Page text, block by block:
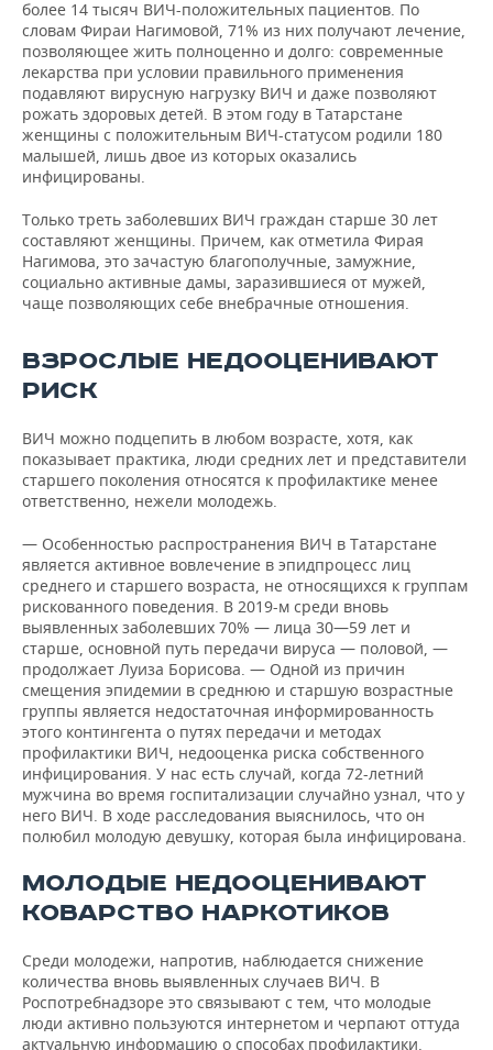
более 14 тысяч ВИЧ-положительных пациентов. По
словам Фираи Нагимовой, 71% из них получают лечение,
позволяющее жить полноценно и долго: современные
лекарства при условии правильного применения
подавляют вирусную нагрузку ВИЧ и даже позволяют
рожать здоровых детей. В этом году в Татарстане
женщины с положительным ВИЧ-статусом родили 180
малышей, лишь двое из которых оказались
инфицированы.
Только треть заболевших ВИЧ граждан старше 30 лет
составляют женщины. Причем, как отметила Фирая
Нагимова, это зачастую благополучные, замужние,
социально активные дамы, заразившиеся от мужей,
чаще позволяющих себе внебрачные отношения.
ВЗРОСЛЫЕ НЕДООЦЕНИВАЮТ
РИСК
ВИЧ можно подцепить в любом возрасте, хотя, как
показывает практика, люди средних лет и представители
старшего поколения относятся к профилактике менее
ответственно, нежели молодежь.
— Особенностью распространения ВИЧ в Татарстане
является активное вовлечение в эпидпроцесс лиц
среднего и старшего возраста, не относящихся к группам
рискованного поведения. В 2019-м среди вновь
выявленных заболевших 70% — лица 30—59 лет и
старше, основной путь передачи вируса — половой, —
продолжает Луиза Борисова. — Одной из причин
смещения эпидемии в среднюю и старшую возрастные
группы является недостаточная информированность
этого контингента о путях передачи и методах
профилактики ВИЧ, недооценка риска собственного
инфицирования. У нас есть случай, когда 72-летний
мужчина во время госпитализации случайно узнал, что у
него ВИЧ. В ходе расследования выяснилось, что он
полюбил молодую девушку, которая была инфицирована.
МОЛОДЫЕ НЕДООЦЕНИВАЮТ
КОВАРСТВО НАРКОТИКОВ
Среди молодежи, напротив, наблюдается снижение
количества вновь выявленных случаев ВИЧ. В
Роспотребнадзоре это связывают с тем, что молодые
люди активно пользуются интернетом и черпают оттуда
актуальную информацию о способах профилактики.